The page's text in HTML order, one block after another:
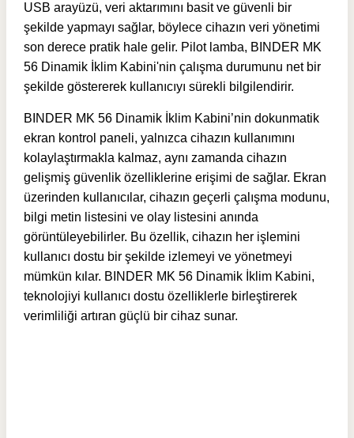
USB arayüzü, veri aktarımını basit ve güvenli bir
şekilde yapmayı sağlar, böylece cihazın veri yönetimi
son derece pratik hale gelir. Pilot lamba, BINDER MK
56 Dinamik İklim Kabini'nin çalışma durumunu net bir
şekilde göstererek kullanıcıyı sürekli bilgilendirir.
BINDER MK 56 Dinamik İklim Kabini’nin dokunmatik
ekran kontrol paneli, yalnızca cihazın kullanımını
kolaylaştırmakla kalmaz, aynı zamanda cihazın
gelişmiş güvenlik özelliklerine erişimi de sağlar. Ekran
üzerinden kullanıcılar, cihazın geçerli çalışma modunu,
bilgi metin listesini ve olay listesini anında
görüntüleyebilirler. Bu özellik, cihazın her işlemini
kullanıcı dostu bir şekilde izlemeyi ve yönetmeyi
mümkün kılar. BINDER MK 56 Dinamik İklim Kabini,
teknolojiyi kullanıcı dostu özelliklerle birleştirerek
verimliliği artıran güçlü bir cihaz sunar.